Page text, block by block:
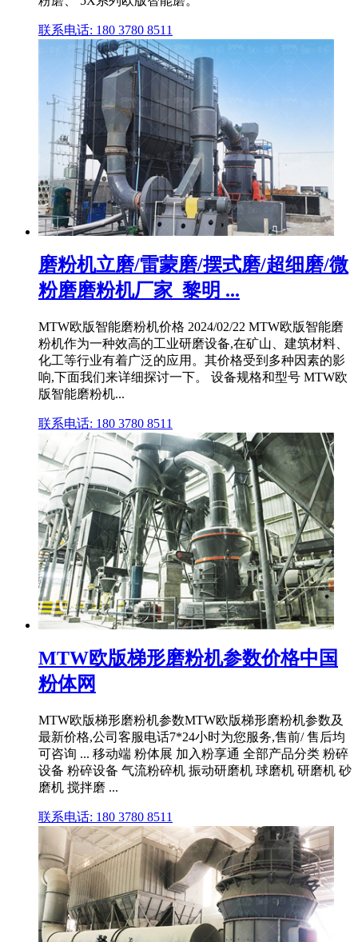
联系电话: 180 3780 8511
磨粉机立磨/雷蒙磨/摆式磨/超细磨/微
粉磨磨粉机厂家_黎明 ...
MTW欧版智能磨粉机价格 2024/02/22 MTW欧版智能磨
粉机作为一种效高的工业研磨设备,在矿山、建筑材料、
化工等行业有着广泛的应用。其价格受到多种因素的影
响,下面我们来详细探讨一下。 设备规格和型号 MTW欧
版智能磨粉机...
联系电话: 180 3780 8511
MTW欧版梯形磨粉机参数价格中国
粉体网
MTW欧版梯形磨粉机参数MTW欧版梯形磨粉机参数及
最新价格,公司客服电话7*24小时为您服务,售前/ 售后均
可咨询 ... 移动端 粉体展 加入粉享通 全部产品分类 粉碎
设备 粉碎设备 气流粉碎机 振动研磨机 球磨机 研磨机 砂
磨机 搅拌磨 ...
联系电话: 180 3780 8511